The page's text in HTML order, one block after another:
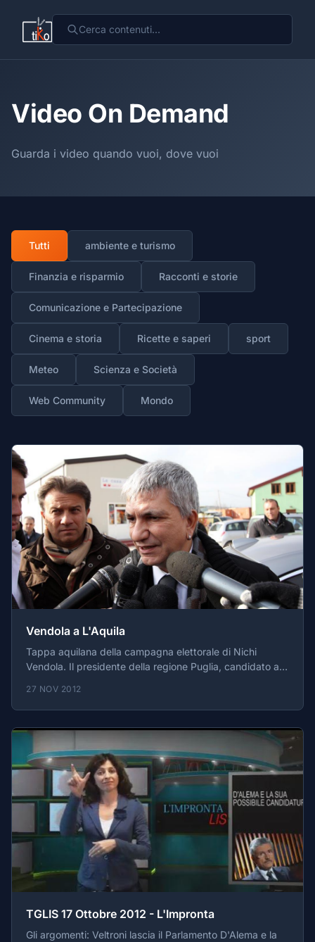
Video On Demand
Guarda i video quando vuoi, dove vuoi
Tutti ambiente e turismo
Finanzia e risparmio Racconti e storie
Comunicazione e Partecipazione
Cinema e storia Ricette e saperi sport
Meteo Scienza e Società
Web Community Mondo
Vendola a L'Aquila
Tappa aquilana della campagna elettorale di Nichi
Vendola. Il presidente della regione Puglia, candidato alle
della ricostruzione sociale post sisma: piazza d'arti e il
CSV. Secondo Vendola i tagli al welfare del governo
Monti rappresentano un giudizio culturale ingiustificato,
e caratterizzano il governo tecnico come un governo di
destra, nel quale lo stato fa la parte dell'elemosiniere.
"La ricostruzione non può non mettere al centro
27 NOV 2012
TGLIS 17 Ottobre 2012 - L'Impronta
Gli argomenti: Veltroni lascia il Parlamento D'Alema e la